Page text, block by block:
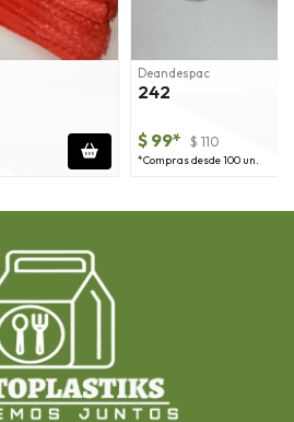
Deandespac
242
$ 99* $ 110
*Compras desde 100 un.